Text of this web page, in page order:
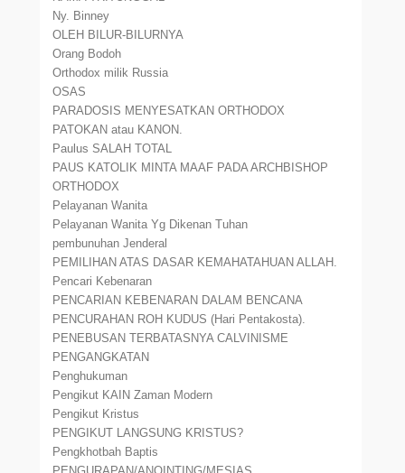
Ny. Binney
OLEH BILUR-BILURNYA
Orang Bodoh
Orthodox milik Russia
OSAS
PARADOSIS MENYESATKAN ORTHODOX
PATOKAN atau KANON.
Paulus SALAH TOTAL
PAUS KATOLIK MINTA MAAF PADA ARCHBISHOP
ORTHODOX
Pelayanan Wanita
Pelayanan Wanita Yg Dikenan Tuhan
pembunuhan Jenderal
PEMILIHAN ATAS DASAR KEMAHATAHUAN ALLAH.
Pencari Kebenaran
PENCARIAN KEBENARAN DALAM BENCANA
PENCURAHAN ROH KUDUS (Hari Pentakosta).
PENEBUSAN TERBATASNYA CALVINISME
PENGANGKATAN
Penghukuman
Pengikut KAIN Zaman Modern
Pengikut Kristus
PENGIKUT LANGSUNG KRISTUS?
Pengkhotbah Baptis